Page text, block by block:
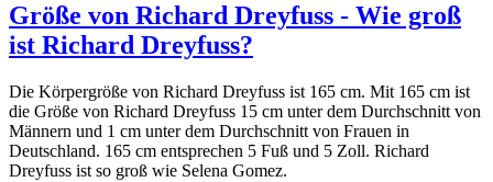
Größe von Richard Dreyfuss - Wie groß
ist Richard Dreyfuss?
Die Körpergröße von Richard Dreyfuss ist 165 cm. Mit 165 cm ist
die Größe von Richard Dreyfuss 15 cm unter dem Durchschnitt von
Männern und 1 cm unter dem Durchschnitt von Frauen in
Deutschland. 165 cm entsprechen 5 Fuß und 5 Zoll. Richard
Dreyfuss ist so groß wie Selena Gomez.